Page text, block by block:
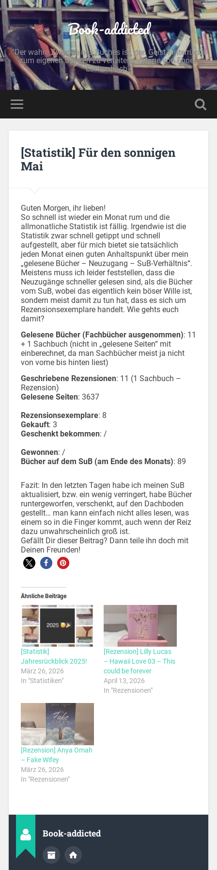
Book-addicted
"Der wahre Zweck eines Buches ist, den Geist hinterrücks
zum eigenen Denken zu verleiten." - Marie von Ebner-
Eschenbach -
[Statistik] Für den sonnigen
Mai
Guten Morgen, ihr lieben!
So schnell ist wieder ein Monat rum und die
allmonatliche Statistik ist fällig. Irgendwie ist die
Statistik zwar schnell getippt und schnell
aufgestellt, aber für mich bietet sie tatsächlich
jeden Monat einen guten Anhaltspunkt über mein
„gelesene Bücher – Neuzugang – SuB-Verhältnis“.
Meistens muss ich leider feststellen, dass die
Neuzugänge schneller gelesen sind, als die Bücher
vom SuB, wobei das eigentlich kein böser Wille ist,
sondern meist damit zu tun hat, dass es sich um
Rezensionsexemplare handelt. Wie gehts euch
damit?
Gelesene Bücher (Fachbücher ausgenommen): 11
+ 1 Sachbuch (nicht in „gelesene Seiten“ mit
einberechnet, da man Sachbücher meist ja nicht
von vorne bis hinten liest)
Geschriebene Rezensionen: 11 (1 Sachbuch –
Rezension)
Gelesene Seiten: 3637
Rezensionsexemplare: 8
Gekauft: 3
Geschenkt bekommen: /
Gewonnen: /
Bücher auf dem SuB (am Ende des Monats): 89
Fazit: In den letzten Tagen habe ich meinen SuB
aktualisiert, bzw. ein wenig verringert, habe Bücher
runtergeworfen, verschenkt, auf den Dachboden
gestellt… man kann einfach nicht alles lesen, was
einem so in die Finger kommt, auch wenn der Reiz
dazu unwahrscheinlich groß ist.
Gefällt Dir dieser Beitrag? Dann teile ihn doch mit
Deinen Freunden!
Ähnliche Beiträge
[Statistik]
Jahresrückblick 2025!
März 26, 2026
In "Statistiken"
[Rezension] Lilly Lucas
– Hawaii Love 03 – This
could be forever
April 13, 2026
In "Rezensionen"
[Rezension] Anya Omah
– Fake Wifey
März 26, 2026
In "Rezensionen"
Book-addicted